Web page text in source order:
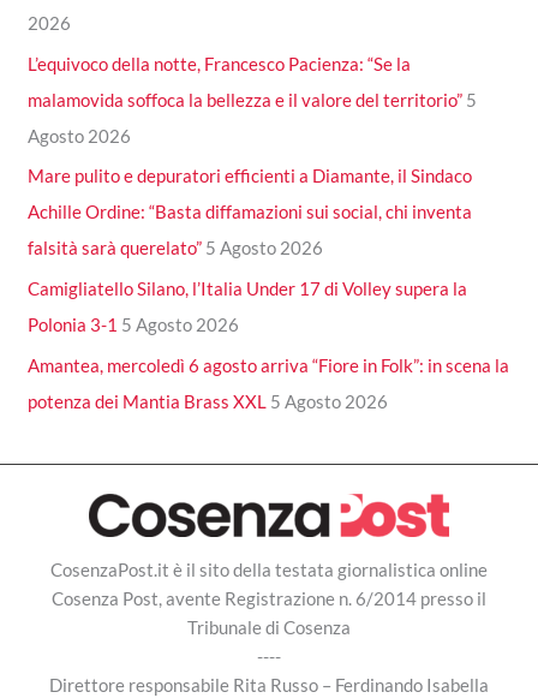
2026
L’equivoco della notte, Francesco Pacienza: “Se la
malamovida soffoca la bellezza e il valore del territorio” 5
Agosto 2026
Mare pulito e depuratori efficienti a Diamante, il Sindaco
Achille Ordine: “Basta diffamazioni sui social, chi inventa
falsità sarà querelato” 5 Agosto 2026
Camigliatello Silano, l’Italia Under 17 di Volley supera la
Polonia 3-1 5 Agosto 2026
Amantea, mercoledì 6 agosto arriva “Fiore in Folk”: in scena la
potenza dei Mantia Brass XXL 5 Agosto 2026
CosenzaPost.it è il sito della testata giornalistica online
Cosenza Post, avente Registrazione n. 6/2014 presso il
Tribunale di Cosenza
----
Direttore responsabile Rita Russo – Ferdinando Isabella